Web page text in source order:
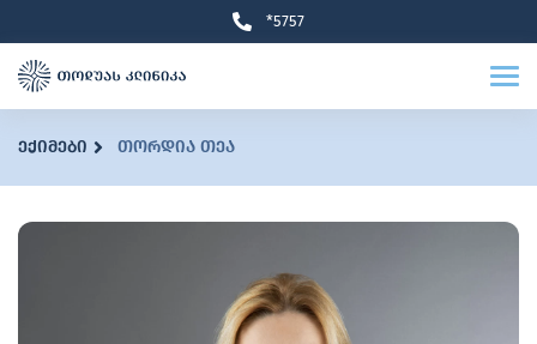
*5757
ექიმები თორდია თეა